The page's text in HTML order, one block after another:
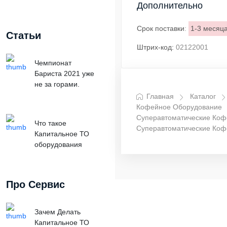
Статьи
Чемпионат
Бариста 2021 уже
не за горами.
Что такое
Капитальное ТО
оборудования
Про Сервис
Зачем Делать
Капитальное ТО
Дополнительно
Срок поставки: 1-3
Штрих-код: 02122001
Главная
Каталог
Кофейное Оборудование
Суперавтоматические
Суперавтоматические